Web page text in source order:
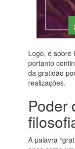
Logo, é sobre
portanto
da gratidão
realizações.
Poder
A palavra